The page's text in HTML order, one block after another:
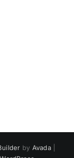
by Avada|